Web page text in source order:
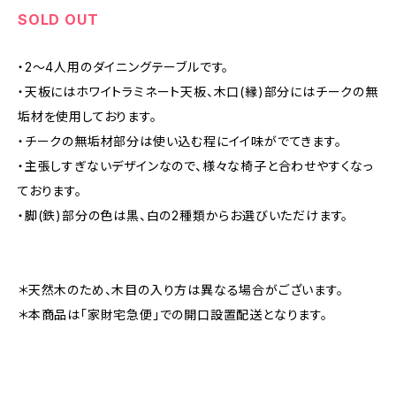
SOLD OUT
・2～4人用のダイニングテーブルです。
・天板にはホワイトラミネート天板、木口(縁)部分にはチークの無
垢材を使用しております。
・チークの無垢材部分は使い込む程にイイ味がでてきます。
・主張しすぎないデザインなので、様々な椅子と合わせやすくなっ
ております。
・脚(鉄)部分の色は黒、白の2種類からお選びいただけます。
＊天然木のため、木目の入り方は異なる場合がございます。
＊本商品は「家財宅急便」での開口設置配送となります。